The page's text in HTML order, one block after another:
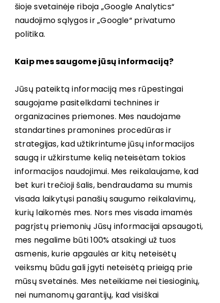
šioje svetainėje riboja „Google Analytics“
naudojimo sąlygos ir „Google“ privatumo
politika.
Kaip mes saugome jūsų informaciją?
Jūsų pateiktą informaciją mes rūpestingai
saugojame pasitelkdami technines ir
organizacines priemones. Mes naudojame
standartines pramonines procedūras ir
strategijas, kad užtikrintume jūsų informacijos
saugą ir užkirstume kelią neteisėtam tokios
informacijos naudojimui. Mes reikalaujame, kad
bet kuri trečioji šalis, bendraudama su mumis
visada laikytųsi panašių saugumo reikalavimų,
kurių laikomės mes. Nors mes visada imamės
pagrįstų priemonių Jūsų informacijai apsaugoti,
mes negalime būti 100% atsakingi už tuos
asmenis, kurie apgaulės ar kitų neteisėtų
veiksmų būdu gali įgyti neteisėtą prieigą prie
mūsų svetainės. Mes neteikiame nei tiesioginių,
nei numanomų garantijų, kad visiškai